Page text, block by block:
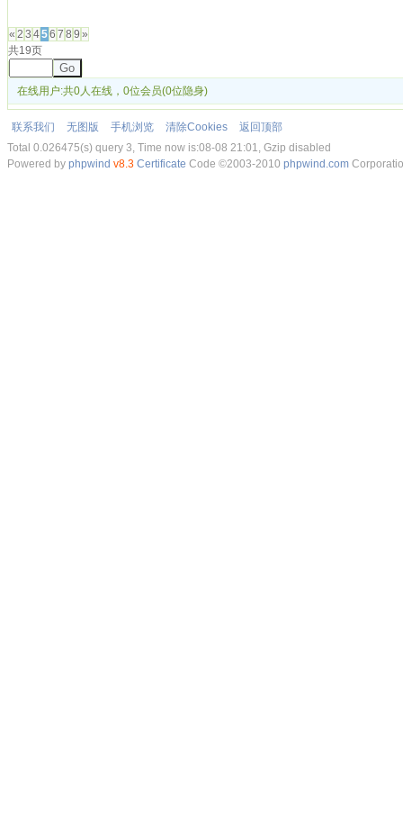
« 2 3 456 7 8 9 »
共19页
Go
在线用户:共0人在线，0位会员(0位隐身)
联系我们 无图版 手机浏览 清除Cookies
返回顶部
Total 0.026475(s) query 3, Time now is:08-08 21:01, Gzip disabled
Powered by phpwind v8.3 Certificate Code ©2003-2010 phpwind.com